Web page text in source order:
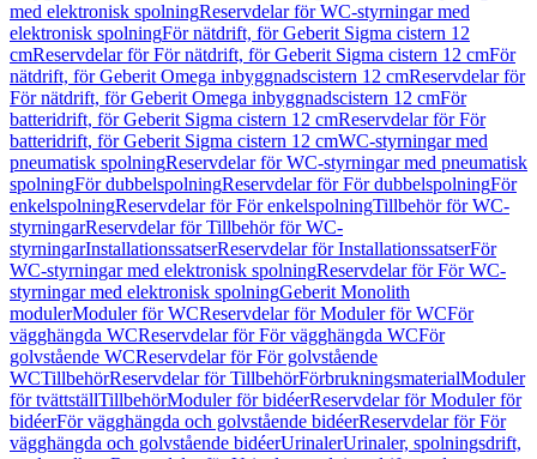
med elektronisk spolningReservdelar för WC-styrningar med
elektronisk spolningFör nätdrift, för Geberit Sigma cistern 12
cmReservdelar för För nätdrift, för Geberit Sigma cistern 12 cmFör
nätdrift, för Geberit Omega inbyggnadscistern 12 cmReservdelar för
För nätdrift, för Geberit Omega inbyggnadscistern 12 cmFör
batteridrift, för Geberit Sigma cistern 12 cmReservdelar för För
batteridrift, för Geberit Sigma cistern 12 cmWC-styrningar med
pneumatisk spolningReservdelar för WC-styrningar med pneumatisk
spolningFör dubbelspolningReservdelar för För dubbelspolningFör
enkelspolningReservdelar för För enkelspolningTillbehör för WC-
styrningarReservdelar för Tillbehör för WC-
styrningarInstallationssatserReservdelar för InstallationssatserFör
WC-styrningar med elektronisk spolningReservdelar för För WC-
styrningar med elektronisk spolningGeberit Monolith
modulerModuler för WCReservdelar för Moduler för WCFör
vägghängda WCReservdelar för För vägghängda WCFör
golvstående WCReservdelar för För golvstående
WCTillbehörReservdelar för TillbehörFörbrukningsmaterialModuler
för tvättställTillbehörModuler för bidéerReservdelar för Moduler för
bidéerFör vägghängda och golvstående bidéerReservdelar för För
vägghängda och golvstående bidéerUrinalerUrinaler, spolningsdrift,